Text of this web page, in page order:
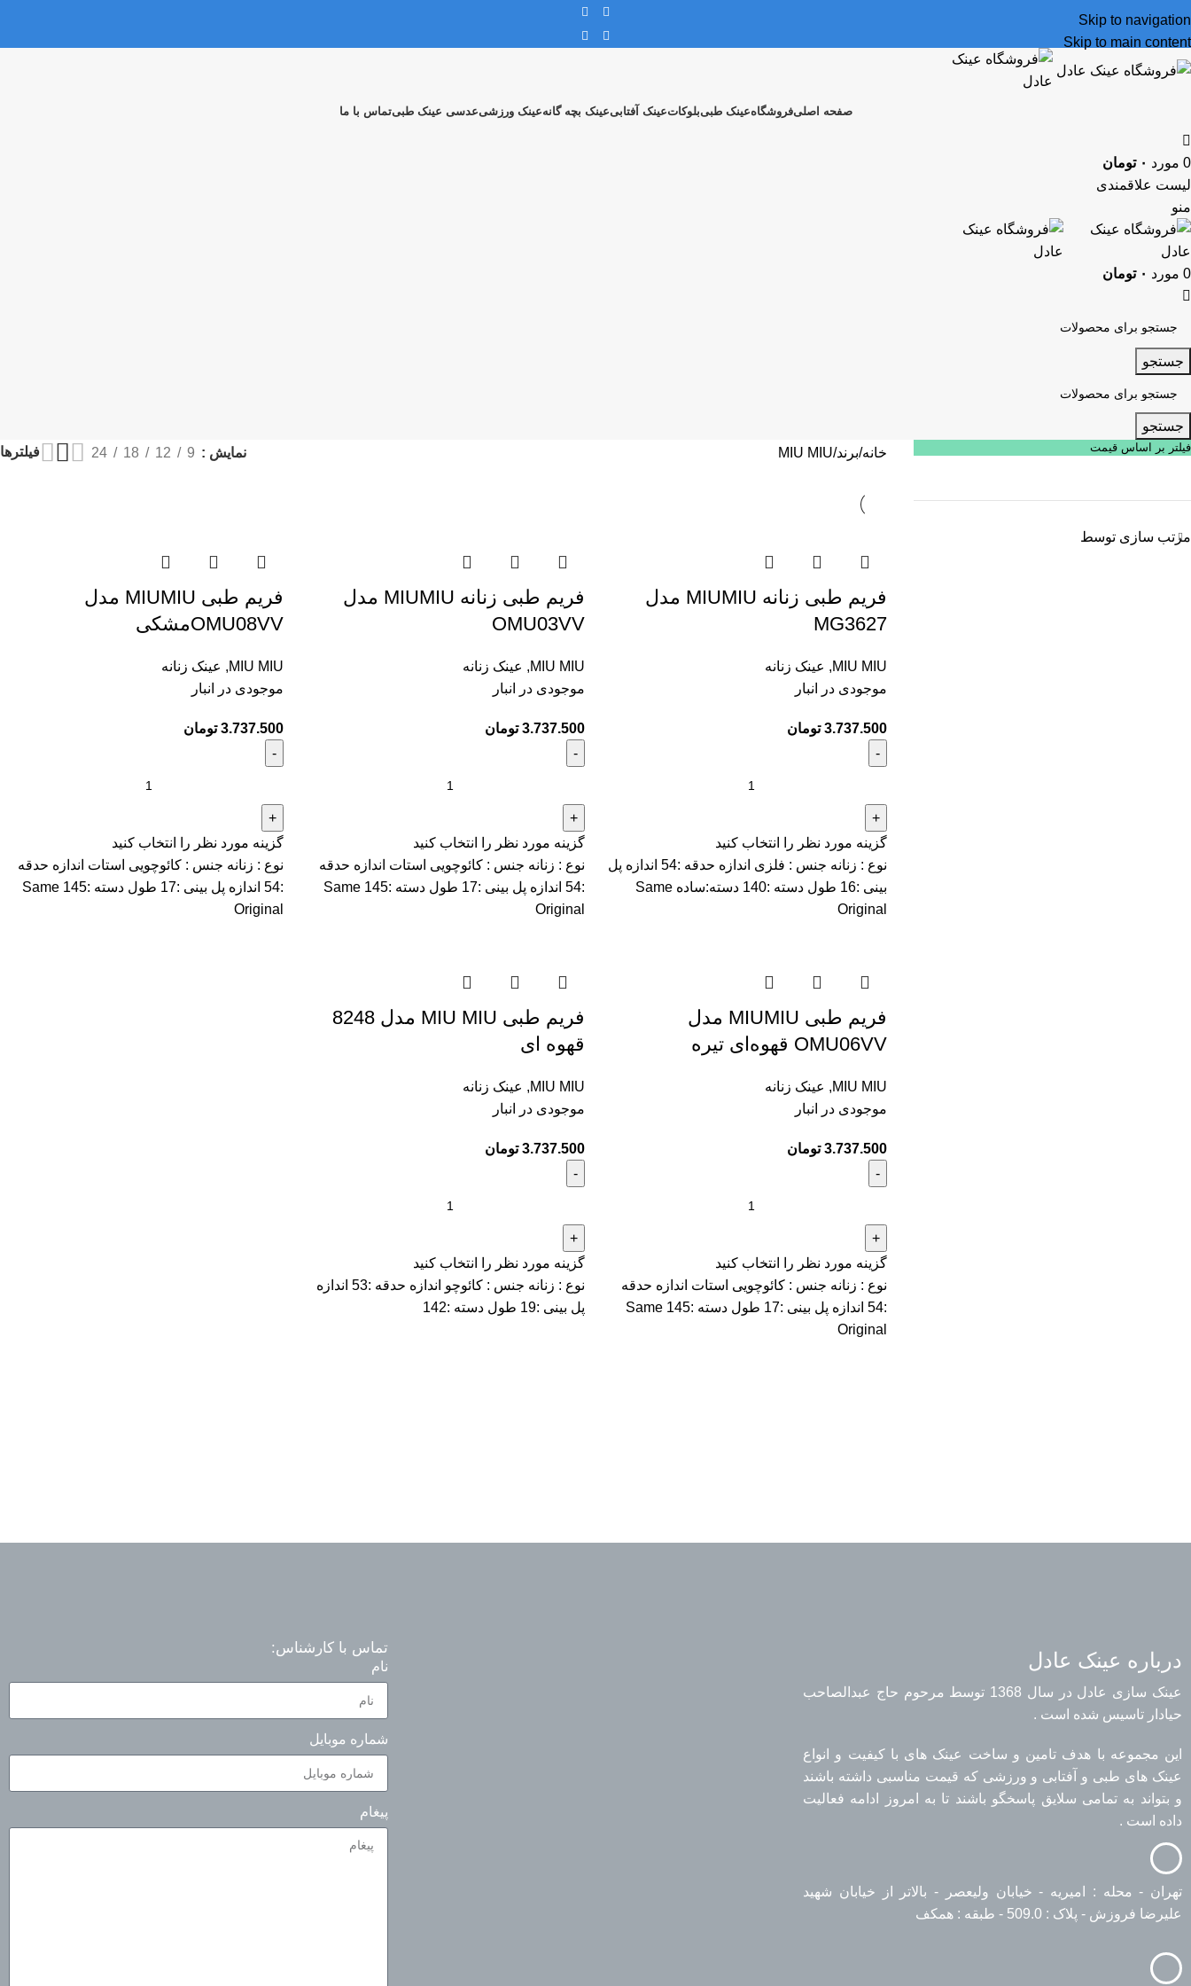
Skip to navigation
Skip to main content
صفحه اصلیفروشگاهعینک طبیبلوکاتعینک آفتابیعینک بچه گانهعینک ورزشیعدسی عینک طبیتماس با ما
0 مورد ۰ تومان
لیست علاقمندی
منو
0 مورد ۰ تومان
جستجو
جستجو
فیلتر بر اساس قیمت
مرتب سازی توسط
خانه برند MIU MIU نمایش 9
12
18
24 فیلترها
فریم طبی زنانه MIUMIU مدل
MG3627
MIU MIU
, عینک زنانه
موجودی در انبار
3.737.500 تومان
گزینه مورد نظر را انتخاب کنید
نوع : زنانه جنس : فلزی اندازه حدقه :54 اندازه پل
بینی :16 طول دسته :140 دسته:ساده Same
Original
فریم طبی زنانه MIUMIU مدل
OMU03VV
MIU MIU
, عینک زنانه
موجودی در انبار
3.737.500 تومان
گزینه مورد نظر را انتخاب کنید
نوع : زنانه جنس : کائوچویی استات اندازه حدقه
:54 اندازه پل بینی :17 طول دسته :145 Same
Original
فریم طبی MIUMIU مدل
OMU08VVمشکی
MIU MIU
, عینک زنانه
موجودی در انبار
3.737.500 تومان
گزینه مورد نظر را انتخاب کنید
نوع : زنانه جنس : کائوچویی استات اندازه حدقه
:54 اندازه پل بینی :17 طول دسته :145 Same
Original
فریم طبی MIUMIU مدل
OMU06VV قهوه‌ای تیره
MIU MIU
, عینک زنانه
موجودی در انبار
3.737.500 تومان
گزینه مورد نظر را انتخاب کنید
نوع : زنانه جنس : کائوچویی استات اندازه حدقه
:54 اندازه پل بینی :17 طول دسته :145 Same
Original
فریم طبی MIU MIU مدل 8248
قهوه ای
MIU MIU
, عینک زنانه
موجودی در انبار
3.737.500 تومان
گزینه مورد نظر را انتخاب کنید
نوع : زنانه جنس : کائوچو اندازه حدقه :53 اندازه
پل بینی :19 طول دسته :142
درباره عینک عادل
عینک سازی عادل در سال 1368 توسط مرحوم حاج عبدالصاحب
حیادار تاسیس شده است .
این مجموعه با هدف تامین و ساخت عینک های با کیفیت و انواع
عینک های طبی و آفتابی و ورزشی که قیمت مناسبی داشته باشند
و بتواند به تمامی سلایق پاسخگو باشند تا به امروز ادامه فعالیت
داده است .
تهران - محله : امیریه - خیابان ولیعصر - بالاتر از خیابان شهید
علیرضا فروزش - پلاک : 509.0 - طبقه : همکف
تماس با کارشناس:
نام
شماره موبایل
پیغام